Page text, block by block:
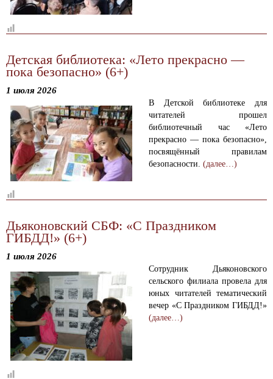
Детская библиотека: «Лето прекрасно —
пока безопасно» (6+)
1 июля 2026
В Детской библиотеке для
читателей прошел
библиотечный час «Лето
прекрасно — пока безопасно»,
посвящённый правилам
безопасности.(далее…)
Дьяконовский СБФ: «С Праздником
ГИБДД!» (6+)
1 июля 2026
Сотрудник Дьяконовского
сельского филиала провела для
юных читателей тематический
вечер «С Праздником ГИБДД!»
(далее…)